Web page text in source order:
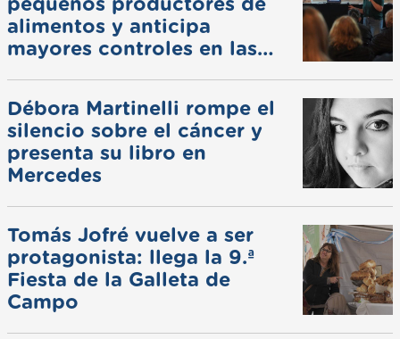
pequeños productores de
alimentos y anticipa
mayores controles en las
Débora Martinelli rompe el
silencio sobre el cáncer y
presenta su libro en
Mercedes
Tomás Jofré vuelve a ser
protagonista: llega la 9.ª
Fiesta de la Galleta de
Campo